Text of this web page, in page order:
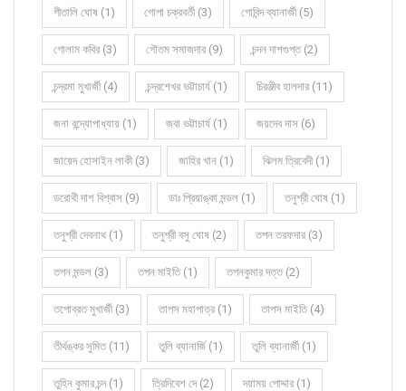
গীতালি ঘোষ (1) গোপা চক্রবর্তী (3) গোবিন্দ ব্যানার্জী (5)
গোলাম কবির (3) গৌতম সমাজদার (9) চন্দন দাশগুপ্ত (2)
চন্দ্রমা মুখার্জী (4) চন্দ্রশেখর ভট্টাচার্য (1) চিরঞ্জীব হালদার (11)
জনা বন্দ্যোপাধ্যায় (1) জবা ভট্টাচার্য (1) জয়দেব দাস (6)
জায়েদ হোসাইন লাকী (3) জাহির খান (1) ঝিলম ত্রিবেদী (1)
ডরোথী দাশ বিশ্বাস (9) ডাঃ প্রিয়াঙ্কা মন্ডল (1) তনুশ্রী ঘোষ (1)
তনুশ্রী দেবনাথ (1) তনুশ্রী বসু ঘোষ (2) তপন তরফদার (3)
তপন মন্ডল (3) তপন মাইতি (1) তপনকুমার দত্ত (2)
তপোব্রত মুখার্জী (3) তাপস মহাপাত্র (1) তাপস মাইতি (4)
তীর্থঙ্কর সুমিত (11) তুলি ব্যানার্জি (1) তুলি ব্যানার্জী (1)
তুহিন কুমার চন্দ (1) ত্রিদিবেশ দে (2) দয়াময় পোদ্দার (1)